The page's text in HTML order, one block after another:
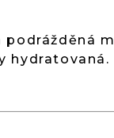
podrážděná